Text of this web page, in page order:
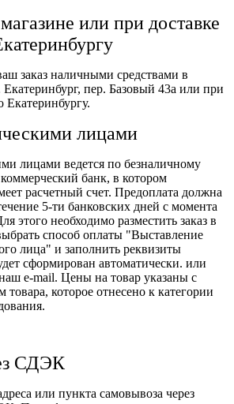
или при доставке
заказ наличными средствами в
Екатеринбург, пер. Базовый 43а или при
Екатеринбургу.
лицами
лицами ведется по безналичному
банк, в котором
расчетный счет. Предоплата должна
5-ти банковских дней с момента
этого необходимо разместить заказ в
способ оплаты "Выставление
лица" и заполнить реквизиты
сформирован автоматически. или
e-mail. Цены на товар указаны с
которое отнесено к категории
СДЭК
или пункта самовывоза через